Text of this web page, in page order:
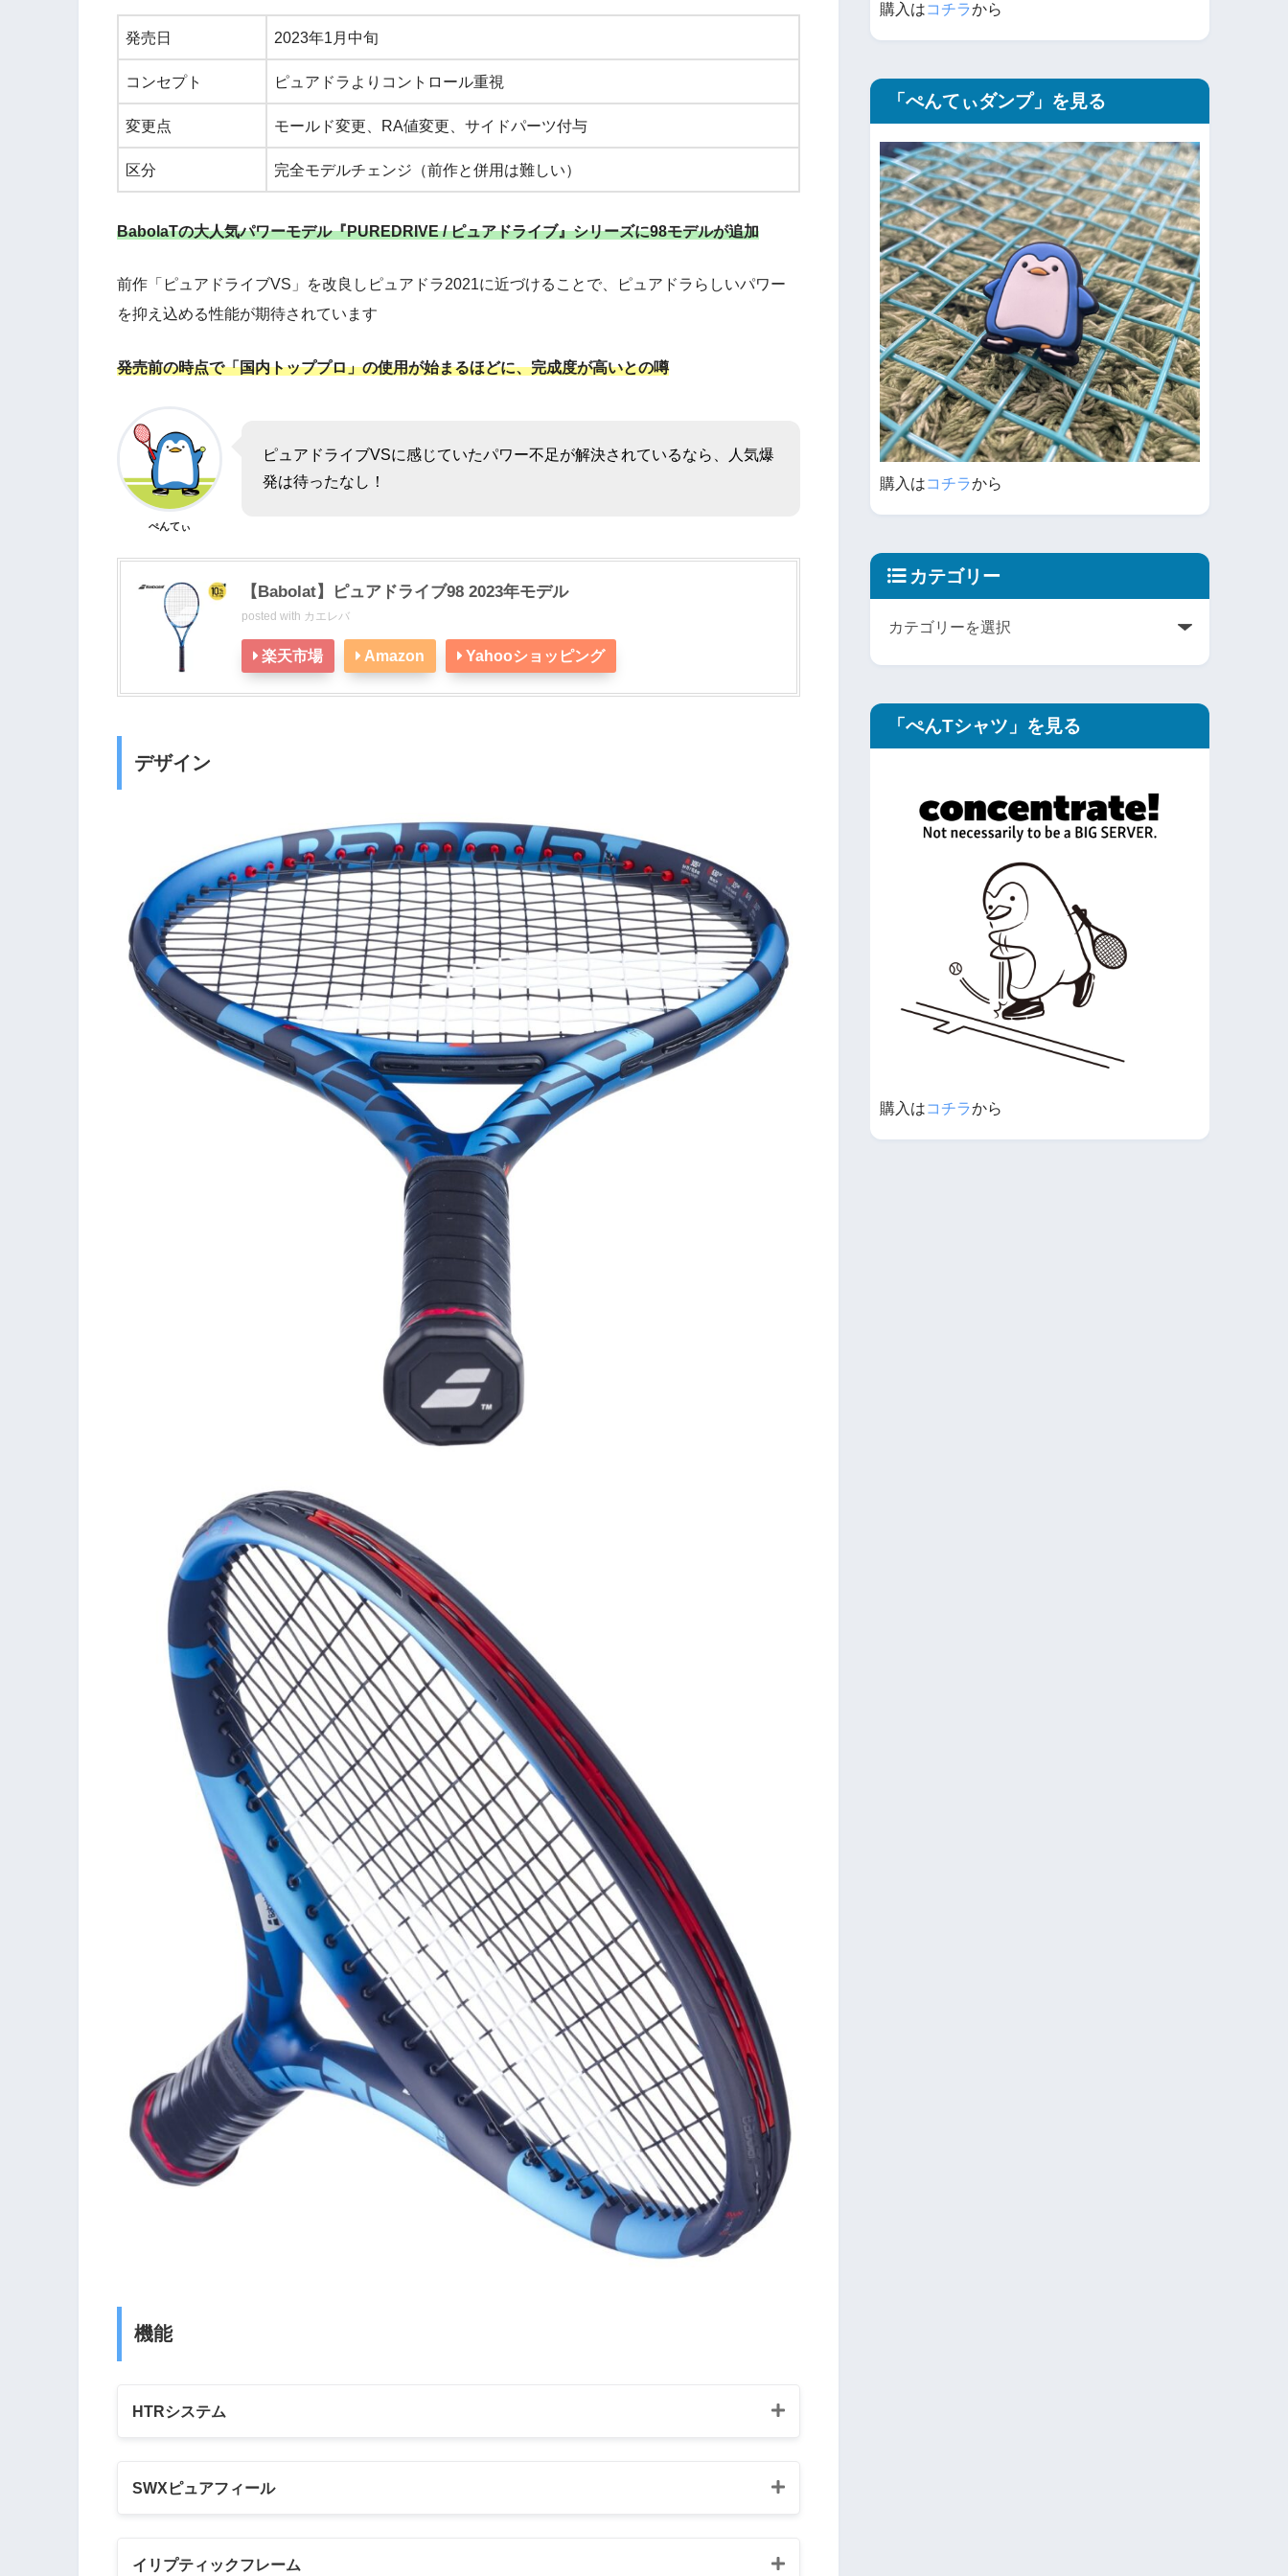
発売日 2023年1月中旬
コンセプト ピュアドラよりコントロール重視
変更点 モールド変更、RA値変更、サイドパーツ付与
区分 完全モデルチェンジ（前作と併用は難しい）
BabolaTの大人気パワーモデル『PUREDRIVE / ピュアドライブ』シリーズに98モデルが追加
前作「ピュアドライブVS」を改良しピュアドラ2021に近づけることで、ピュアドラらしいパワー
を抑え込める性能が期待されています
発売前の時点で「国内トッププロ」の使用が始まるほどに、完成度が高いとの噂
ぺんてぃ
ピュアドライブVSに感じていたパワー不足が解決されているなら、人気爆
発は待ったなし！
【Babolat】ピュアドライブ98 2023年モデル
posted with カエレバ
楽天市場 Amazon Yahooショッピング
デザイン
機能
HTRシステム
SWXピュアフィール
イリプティックフレーム
購入はコチラから
「ぺんてぃダンプ」を見る
購入はコチラから
カテゴリー
「ぺんTシャツ」を見る
購入はコチラから